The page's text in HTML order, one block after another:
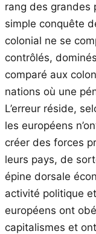
rang des grandes
simple conquête
colonial ne se
contrôlés,
comparé aux
nations où une
L’erreur réside,
les européens
créer des forces
leurs pays, de
épine dorsale
activité politique
européens ont
capitalismes et